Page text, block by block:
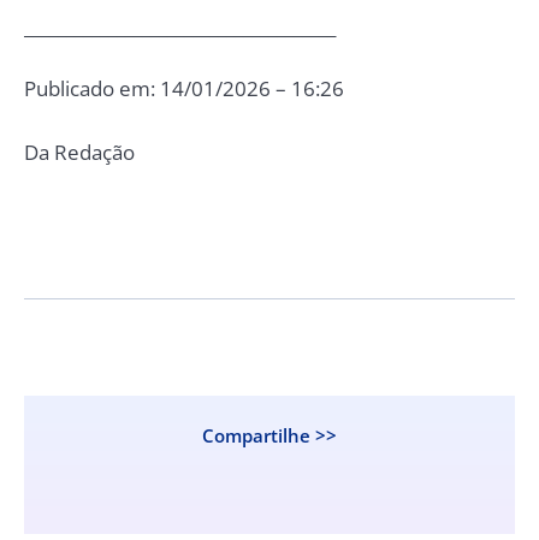
Publicado em: 14/01/2026 – 16:26
Da Redação
Compartilhe >>